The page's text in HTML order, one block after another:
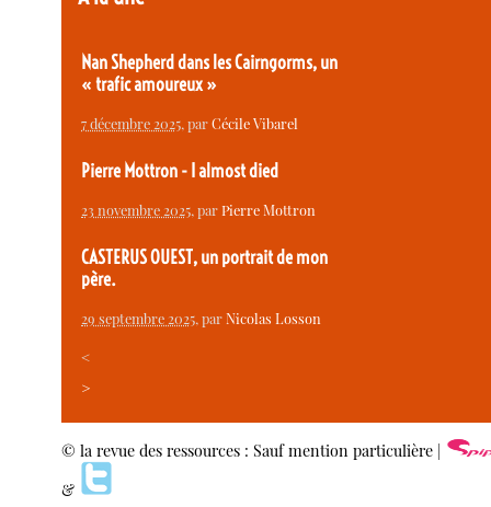
Nan Shepherd dans les Cairngorms, un
« trafic amoureux »
7 décembre 2025, parCécile Vibarel
Pierre Mottron - I almost died
23 novembre 2025, parPierre Mottron
CASTERUS OUEST, un portrait de mon
père.
29 septembre 2025, parNicolas Losson
<
>
© la revue des ressources : Sauf mention particulière |
&